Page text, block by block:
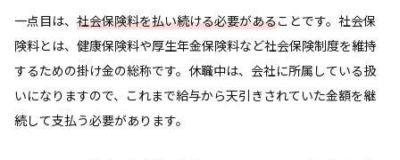
一点目は、 社会保険料を払い続ける必要があることです。社会保
険料とは、健康保険料や厚生年金保険料など社会保険制度を維持
するための掛け金の総称です。休職中は、会社に所属している扱
いになりますので、これまで給与から天引きされていた金額を継
続して支払う必要があります。